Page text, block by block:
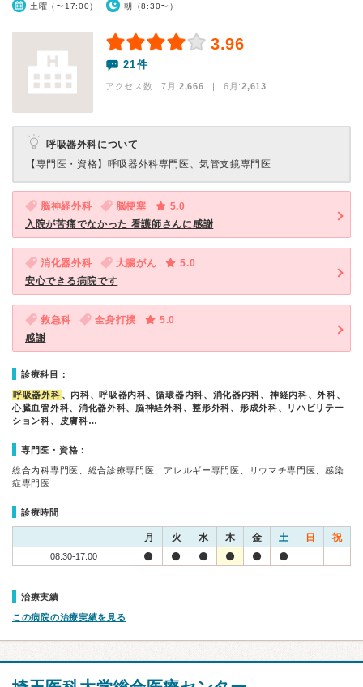
土曜（〜17:00） 朝（8:30〜）
3.96
21件
アクセス数 7月:2,666 | 6月:2,613
呼吸器外科について
【専門医・資格】 呼吸器外科専門医、気管支鏡専門医
脳神経外科 脳梗塞
5.0
入院が苦痛でなかった 看護師さんに感謝
消化器外科 大腸がん
5.0
安心できる病院です
救急科 全身打撲
5.0
感謝
診療科目：
呼吸器外科 、内科、呼吸器内科、循環器内科、消化器内科、神経内科、外科、
心臓血管外科、消化器外科、脳神経外科、整形外科、形成外科、リハビリテー
ション科、皮膚科…
専門医・資格：
総合内科専門医、総合診療専門医、アレルギー専門医、リウマチ専門医、感染
症専門医…
診療時間
月 火 水 木 金 土 日 祝
08:30-17:00
治療実績
この病院の治療実績を見る